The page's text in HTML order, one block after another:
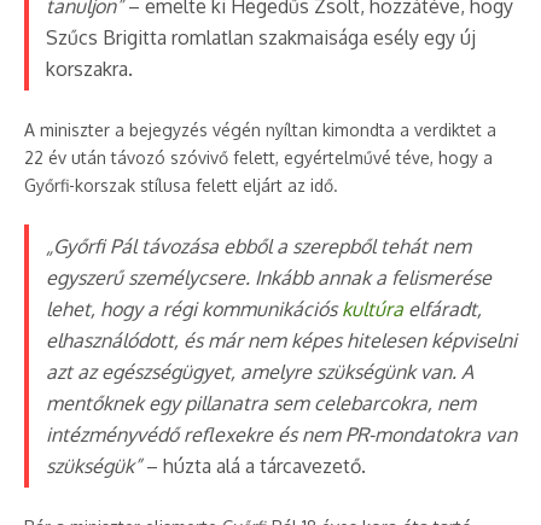
tanuljon”– emelte ki Hegedűs Zsolt, hozzátéve, hogy
Szűcs Brigitta romlatlan szakmaisága esély egy új
korszakra.
A miniszter a bejegyzés végén nyíltan kimondta a verdiktet a
22 év után távozó szóvivő felett, egyértelművé téve, hogy a
Győrfi-korszak stílusa felett eljárt az idő.
„Győrfi Pál távozása ebből a szerepből tehát nem
egyszerű személycsere. Inkább annak a felismerése
lehet, hogy a régi kommunikációskultúraelfáradt,
elhasználódott, és már nem képes hitelesen képviselni
azt az egészségügyet, amelyre szükségünk van. A
mentőknek egy pillanatra sem celebarcokra, nem
intézményvédő reflexekre és nem PR-mondatokra van
szükségük”– húzta alá a tárcavezető.